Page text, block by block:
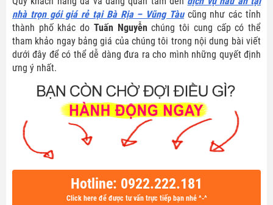
nhà trọn gói giá rẻ tại Bà Rịa – Vũng Tàucũng như các tỉnh
thành phố khác do Tuấn Nguyễn chúng tôi cung cấp có thể
tham khảo ngay bảng giá của chúng tôi trong nội dung bài viết
dưới đây để có thể dễ dàng đưa ra cho mình những quyết định
ưng ý nhất.
Hotline: 0922.222.181
Click here để được tư vấn trực tiếp bạn nhé ^-^